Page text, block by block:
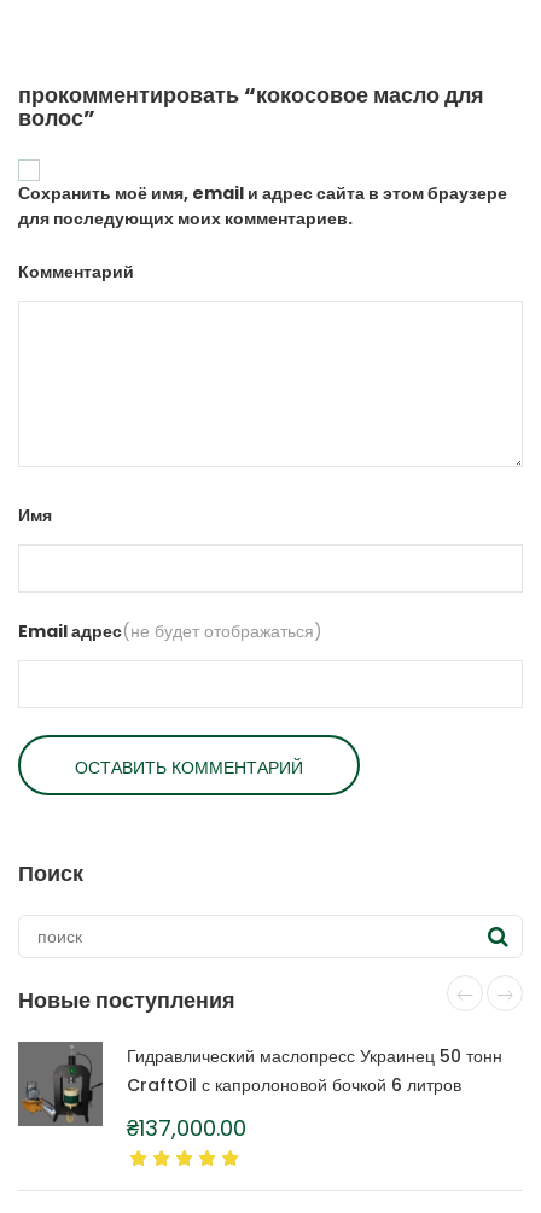
прокомментировать “кокосовое масло для
волос”
Сохранить моё имя, email и адрес сайта в этом браузере
для последующих моих комментариев.
Комментарий
Имя
Email адрес(не будет отображаться)
Поиск
Новые поступления
Гидравлический маслопресс Украинец 50 тонн
CraftOil с капролоновой бочкой 6 литров
₴137,000.00